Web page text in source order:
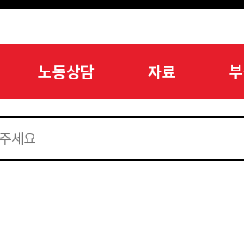
노동상담 자료